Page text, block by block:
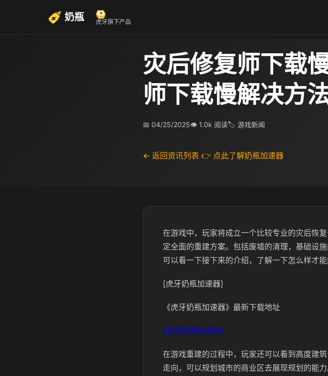
奶瓶 虎牙旗下产品
灾后修复师下载
师下载慢解决方
📅 04/25/2025👁 1.0k 阅读🏷 游戏新闻
← 返回资讯列表 👉 点此了解奶瓶加速器
在游戏中，玩家将成立一个比较专业的灾后恢
定全面的重建方案。包括废墟的清理，基础设
可以看一下接下来的介绍，了解一下怎么样才能
[虎牙奶瓶加速器]
《虎牙奶瓶加速器》最新下载地址
[虎牙奶瓶加速器]
在游戏重建的过程中，玩家还可以看到高度建
走向，可以规划城市的商业区去展现规划的能